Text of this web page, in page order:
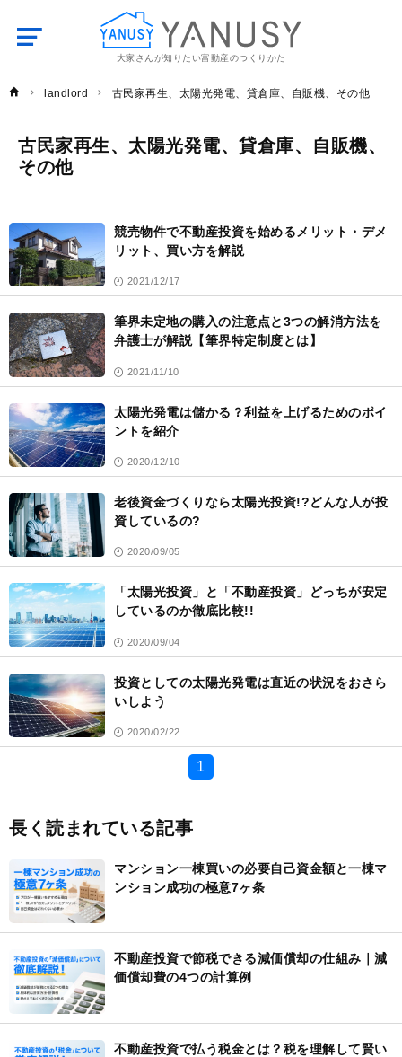
大家さんが知りたい富動産のつくりかた
YANUSY
landlord 古民家再生、太陽光発電、貸倉庫、自販機、その他
古民家再生、太陽光発電、貸倉庫、自販機、
その他
生、
電、
庫、
機、
競売物件で不動産投資を始めるメリット・デメ
リット、買い方を解説
2021/12/17
筆界未定地の購入の注意点と3つの解消方法を
弁護士が解説【筆界特定制度とは】
2021/11/10
太陽光発電は儲かる？利益を上げるためのポイ
ントを紹介
2020/12/10
老後資金づくりなら太陽光投資!?どんな人が投
資しているの?
2020/09/05
「太陽光投資」と「不動産投資」どっちが安定
しているのか徹底比較!!
2020/09/04
投資としての太陽光発電は直近の状況をおさら
いしよう
2020/02/22
1
長く読まれている記事
マンション一棟買いの必要自己資金額と一棟マ
ンション成功の極意7ヶ条
不動産投資で節税できる減価償却の仕組み｜減
価償却費の4つの計算例
不動産投資で払う税金とは？税を理解して賢い